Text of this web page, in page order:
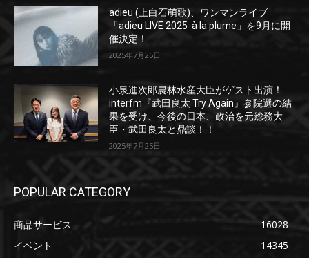
adieu (上白石萌歌)、ワンマンライブ
「adieu LIVE 2025 à la plume」を9月に開
催決定！
2025年7月25日
小泉進次郎農林水産大臣がゲスト出演！
interfm『武田良太 Try Again』参院選の結
果を受け、今後の日本、政治を元総務大
臣・武田良太と鼎談！！
2025年7月25日
POPULAR CATEGORY
商品サービス
16028
イベント
14345